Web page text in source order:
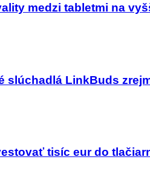
medzi tabletmi na
slúchadlá LinkBuds
tisíc eur do